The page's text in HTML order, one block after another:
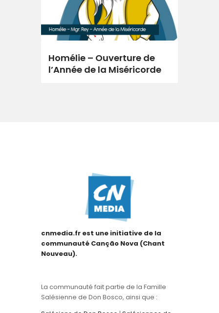
Homélie – Ouverture de
l’Année de la Miséricorde
cnmedia.fr est une initiative de la
communauté Canção Nova (Chant
Nouveau).
La communauté fait partie de la Famille
Salésienne de Don Bosco, ainsi que :